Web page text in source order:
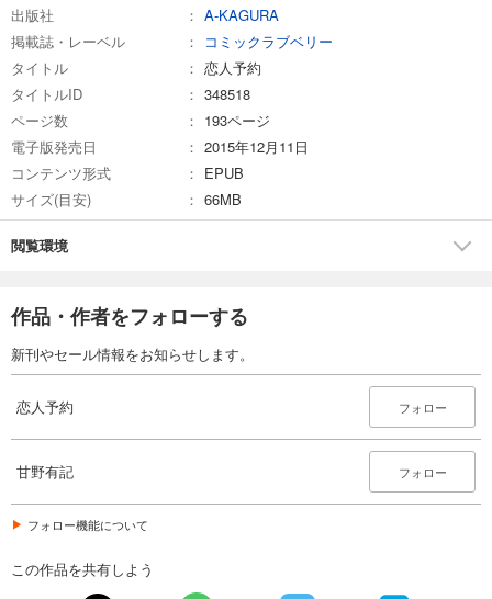
出版社
A-KAGURA
掲載誌・レーベル
コミックラブベリー
タイトル
恋人予約
タイトルID
348518
ページ数
193ページ
電子版発売日
2015年12月11日
コンテンツ形式
EPUB
サイズ(目安)
66MB
閲覧環境
作品・作者をフォローする
新刊やセール情報をお知らせします。
恋人予約 フォロー
甘野有記 フォロー
フォロー機能について
この作品を共有しよう